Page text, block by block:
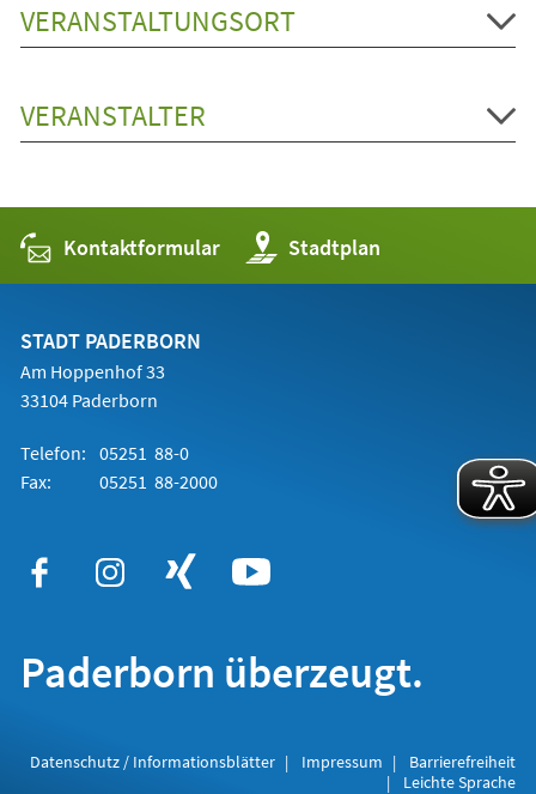
VERANSTALTUNGSORT
VERANSTALTER
Kontaktformular Stadtplan
(Öffnet
in
einem
STADT PADERBORN
Am Hoppenhof 33
33104 Paderborn
Telefon: 05251 88-0
Fax:
05251 88-2000
Paderborn überzeugt.
Datenschutz / Informationsblätter Impressum
Barrierefreiheit
Leichte Sprache